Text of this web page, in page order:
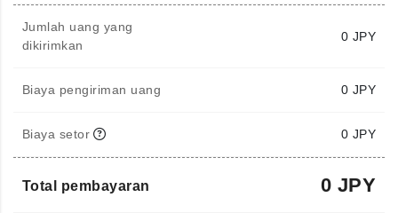
Jumlah uang yang
dikirimkan
0 JPY
Biaya pengiriman uang 0 JPY
Biaya setor 0 JPY
Total pembayaran 0 JPY